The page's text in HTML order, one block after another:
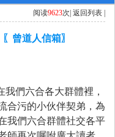
阅读9623次| 返回列表
曾道人信箱〗
們六合各大群體裡，
合污的小伙伴契弟，為
我們六合群體社交各平